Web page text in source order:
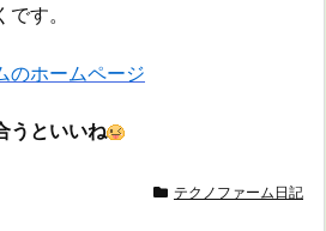
す。
のホームページ
うといいね
テクノファーム日記